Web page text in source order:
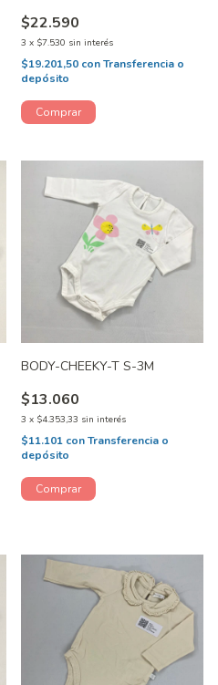
$22.590
3 x $7.530 sin interés
$19.201,50 conTransferencia o
depósito
BODY-CHEEKY-T S-3M
$13.060
3 x $4.353,33 sin interés
$11.101 conTransferencia o
depósito